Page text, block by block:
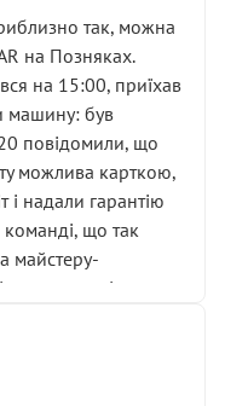
Раніше міняв у
хороше
гайок під
“старі гайки, які
( надіюсь
вже не
саме її цей сервіс
так, можна
на Позняках.
на 15:00, приїхав
машину: був
повідомили, що
можлива карткою,
і надали гарантію
команді, що так
майстеру-
та по суті.